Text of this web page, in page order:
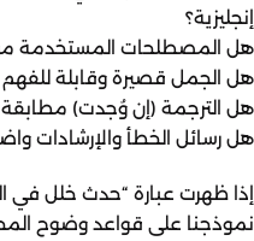
إنجليزية؟
هل المصطلحات المستخدمة
هل الجمل قصيرة وقابلة للفهم
هل الترجمة (إن وُجدت)
هل رسائل الخطأ والإرشادات
إذا ظهرت عبارة “حدث خلل في
نموذجنا على قواعد وضوح